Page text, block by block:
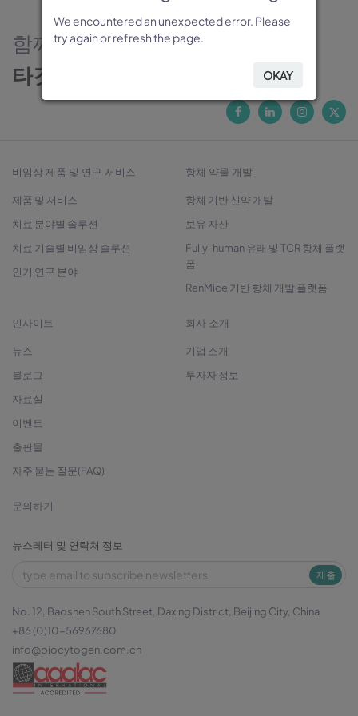
함께하는 신뢰의 파트너
타깃 발굴에서 치료제 개발까지
비임상 제품 및 연구 서비스
제품 및 서비스
치료 분야별 솔루션
치료 기술별 비임상 솔루션
인기 연구 분야
항체 약물 개발
항체 기반 신약 개발
보유 자산
Fully-human 유래 및 TCR 항체 플랫
폼
RenMice 기반 항체 개발 플랫폼
인사이트
뉴스
블로그
자료실
이벤트
출판물
자주 묻는 질문(FAQ)
회사 소개
기업 소개
투자자 정보
문의하기
뉴스레터 및 연락처 정보
제출
No. 12, Baoshen South Street, Daxing District, Beijing City, China
+86 (0)10-56967680
info@biocytogen.com.cn
We encountered an unexpected error. Please
try again or refresh the page.
OKAY
We encountered an unexpected error. Please
try again or refresh the page.
OKAY
We encountered an unexpected error. Please
try again or refresh the page.
OKAY
We encountered an unexpected error. Please
try again or refresh the page.
OKAY
We encountered an unexpected error. Please
try again or refresh the page.
OKAY